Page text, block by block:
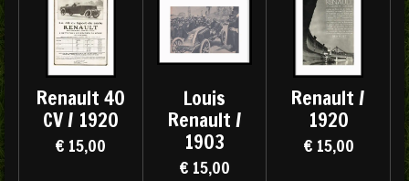
Renault 40
CV / 1920
€ 15,00
Louis
Renault /
1903
€ 15,00
Renault /
1920
€ 15,00